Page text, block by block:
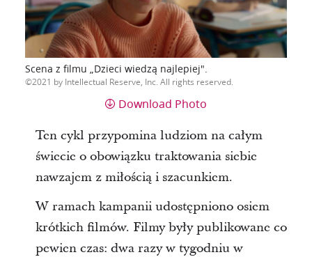
Scena z filmu „Dzieci wiedzą najlepiej".
2021 by Intellectual Reserve, Inc. All rights reserved.
Download Photo
Ten cykl przypomina ludziom na całym
świecie o obowiązku traktowania siebie
nawzajem z miłością i szacunkiem.
W ramach kampanii udostępniono osiem
krótkich filmów. Filmy były publikowane co
pewien czas: dwa razy w tygodniu w